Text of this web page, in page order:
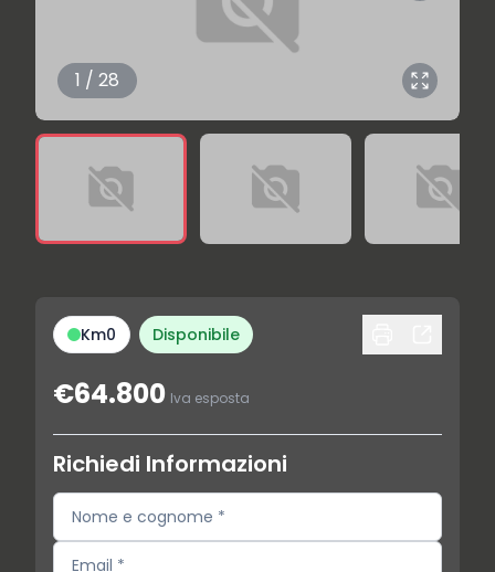
1 / 28
Km0 Disponibile
€64.800 Iva esposta
Richiedi Informazioni